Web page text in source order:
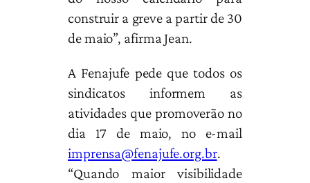
construir a greve a partir de 30
de maio”, afirma Jean.
A Fenajufe pede que todos os
sindicatos informem as
atividades que promoverão no
dia 17 de maio, no e-mail
imprensa@fenajufe.org.br.
“Quando maior visibilidade